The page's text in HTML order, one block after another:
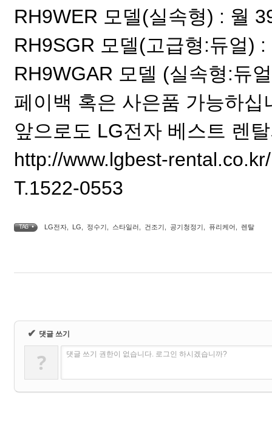
RH9WER 모델(실속형) : 월
RH9SGR 모델(고급형:듀얼)
RH9WGAR 모델 (실속형:듀
페이백 혹은 사은품 가능하십
앞으로도 LG전자 베스트 렌
http://www.lgbest-rental.co.kr/
T.1522-0553
TAG • LG전자 LG 정수기 스타일러 건조기 공기청정기 퓨리케어 렌탈
✔ 댓글 쓰기
? 댓글 쓰기 권한이 없습니다. 로그인 하시겠습니까?